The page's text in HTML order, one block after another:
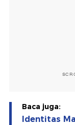
Baca juga:
Identitas